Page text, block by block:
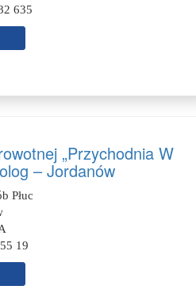
635
„Przychodnia W
– Jordanów
Płuc
19